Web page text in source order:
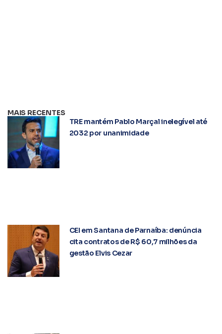
MAIS RECENTES
TRE mantém Pablo Marçal inelegível até
2032 por unanimidade
CEI em Santana de Parnaíba: denúncia
cita contratos de R$ 60,7 milhões da
gestão Elvis Cezar